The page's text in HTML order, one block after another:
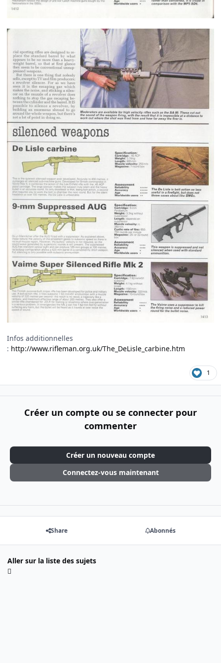
Infos additionnelles
: http://www.rifleman.org.uk/The_DeLisle_carbine.htm
1
Créer un compte ou se connecter pour
commenter
Créer un nouveau compte
Connectez-vous maintenant
Share Abonnés
Aller sur la liste des sujets